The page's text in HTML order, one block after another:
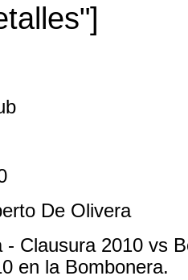
De Olivera
- Clausura 2010 vs
en la Bombonera.